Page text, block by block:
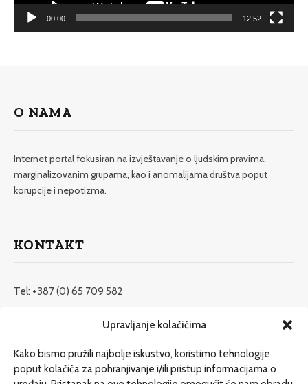
Upravljanje kolačićima
Kako bismo pružili najbolje iskustvo, koristimo tehnologije
poput kolačića za pohranjivanje i/ili pristup informacijama o
00:00 12:52
O NAMA
Internet portal fokusiran na izvještavanje o ljudskim pravima,
marginalizovanim grupama, kao i anomalijama društva poput
korupcije i nepotizma.
KONTAKT
Tel: +387 (0) 65 709 582
redakcija@etrafika.net